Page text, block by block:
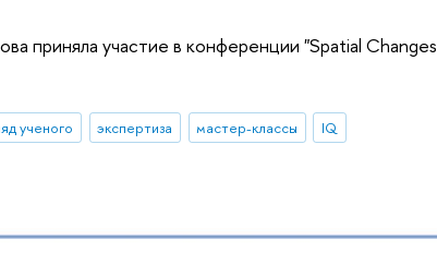
приняла участие в конференции "Spatial Changes
ученого экспертиза мастер-классы
IQ